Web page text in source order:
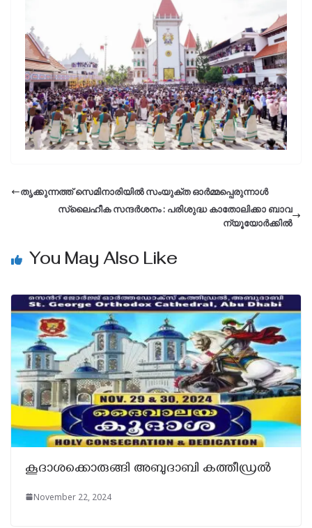
തൃക്കുന്നത്ത് സെമിനാരിയിൽ സംയുക്ത ഓർമ്മപ്പെരുന്നാൾ
സ്ലൈഹീക സന്ദർശനം : പരിശുദ്ധ കാതോലിക്കാ ബാവ
ന്യൂയോർക്കിൽ
You May Also Like
കൂദാശക്കൊരുങ്ങി അബുദാബി കത്തീഡ്രൽ
November 22, 2024